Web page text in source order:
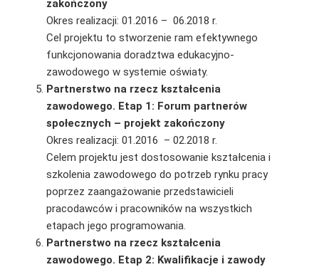
zakończony
Okres realizacji: 01.2016 – 06.2018 r.
Cel projektu to stworzenie ram efektywnego
funkcjonowania doradztwa edukacyjno-
zawodowego w systemie oświaty.
Partnerstwo na rzecz kształcenia
zawodowego. Etap 1: Forum partnerów
społecznych – projekt zakończony
Okres realizacji: 01.2016 – 02.2018 r.
Celem projektu jest dostosowanie kształcenia i
szkolenia zawodowego do potrzeb rynku pracy
poprzez zaangażowanie przedstawicieli
pracodawców i pracowników na wszystkich
etapach jego programowania.
Partnerstwo na rzecz kształcenia
zawodowego. Etap 2: Kwalifikacje i zawody